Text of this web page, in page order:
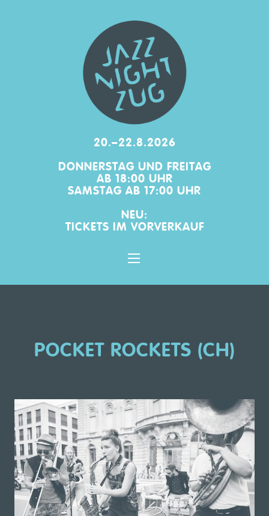
20.–22.8.2026
DONNERSTAG UND FREITAG
AB 18:00 UHR
SAMSTAG AB 17:00 UHR
NEU:
TICKETS IM VORVERKAUF
POCKET ROCKETS (CH)